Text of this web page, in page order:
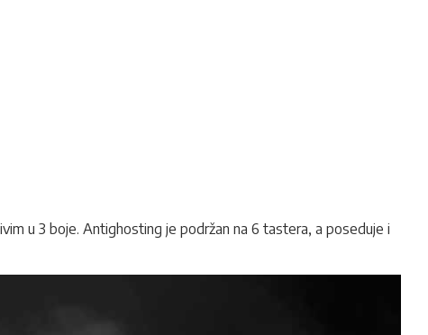
u 3 boje. Antighosting je podržan na 6 tastera, a poseduje i